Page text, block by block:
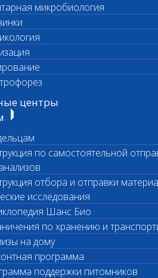
микробиология
центры
по самостоятельной
отбора и отправки
исследования
Шанс Био
по хранению и
на дому
программа
поддержки питомников
срочных